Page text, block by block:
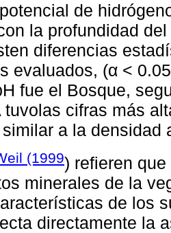
de
la profundidad
diferencias
evaluados, (α <
fue el Bosque,
tuvolas cifras más
a la densidad
(1999) refieren
minerales de la
de los
directamente la